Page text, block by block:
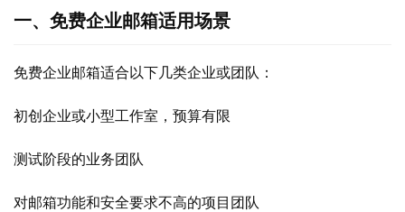
一、免费企业邮箱适用场景
免费企业邮箱适合以下几类企业或团队：
初创企业或小型工作室，预算有限
测试阶段的业务团队
对邮箱功能和安全要求不高的项目团队